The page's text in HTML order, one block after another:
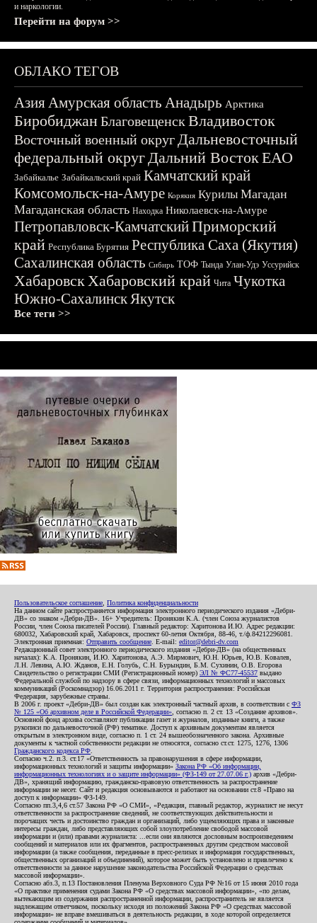
и наркологии.
Перейти на форум >>
ОБЛАКО ТЕГОВ
АзияАмурская область Анадырь Арктика
БиробиджанБлаговещенскВладивосток
Восточный военный округДальневосточный
федеральный округДальний ВостокЕАО
Забайкалье Забайкальский край Камчатский край
Комсомольск-на-Амуре Корякия Курилы Магадан
Магаданская область Находка Николаевск-на-Амуре
Петропавловск-КамчатскийПриморский
край Республика Бурятия Республика Саха (Якутия)
Сахалинская область Сибирь ТОФ Тында Улан-Удэ Уссурийск
ХабаровскХабаровский край Чита Чукотка
Южно-СахалинскЯкутск
Все теги >>
Пользовательское соглашение Политика конфиденциальности
На данном сайте распространяется информация электронного периодического издания «Дебри-
ДВ» со знаком «Дебри-ДВ». 16+ Учредитель: Пронякин К.А. (член Союза журналистов
России, член Союза писателей России). Главный редактор: Харитонова И.Ю. Адрес редакции:
680032, Хабаровский край, Хабаровск, проспект 60-летия Октября, 88-46, т./ф.84212296081.
Электронная приемная: Отправить сообщение . E-mail: editor@debri-dv.com
Редакционный совет электронного периодического издания «Дебри-ДВ» (на общественных
началах): К.А. Пронякин, И.Ю. Харитонова, А.Э. Мирмович, Ю.Н. Юрьев, Ю.В. Ковалев,
Л.Н. Левина, А.Ю. Жданов, Е.Н. Голубь, С.Н. Бурындин, Б.М. Сухинин, О.В. Егорова
Свидетельство о регистрации СМИ (Регистрационный номер) ЭЛ № ФС77-45537 выдано
Федеральной службой по надзору в сфере связи, информационных технологий и массовых
коммуникаций (Роскомнадзор) 16.06.2011 г. Территория распространения: Российская
Федерация, зарубежные страны.
В 2006 г. проект «Дебри-ДВ» был создан как электронный частный архив, в соответствии с ФЗ
№ 125 «Об архивном деле в Российской Федерации» , согласно п. 2 ст. 13 «Создание архивов».
Основной фонд архива составляют публикации газет и журналов, изданные книги, а также
рукописи по дальневосточной (РФ) тематике. Доступ к архивным документам является
открытым в электронном виде, согласно п. 1 ст. 24 вышеобозначенного закона. Архивные
документы к частной собственности редакции не относятся, согласно ст.ст. 1275, 1276, 1306
Гражданского кодекса РФ
Согласно ч.2. п.3. ст.17 «Ответственность за правонарушения в сфере информации,
информационных технологий и защиты информации» Закона РФ «Об информации,
информационных технологиях и о защите информации» (ФЗ-149 от 27.07.06 г.) архив «Дебри-
ДВ», хранящий информацию, гражданско-правовую ответственность за распространение
информации не несет. Сайт и редакция основываются и работают на основании ст.8 «Право на
доступ к информации» ФЗ-149.
Согласно пп.3,4,6 ст.57 Закона РФ «О СМИ», «Редакция, главный редактор, журналист не несут
ответственности за распространение сведений, не соответствующих действительности и
порочащих честь и достоинство граждан и организаций, либо ущемляющих права и законные
интересы граждан, либо представляющих собой злоупотребление свободой массовой
информации и (или) правами журналиста: ...если они являются дословным воспроизведением
сообщений и материалов или их фрагментов, распространенных другим средством массовой
информации (а также сообщения, переданные в пресс-релизах и информация государственных,
общественных организаций и объединений), которое может быть установлено и привлечено к
ответственности за данное нарушение законодательства Российской Федерации о средствах
массовой информации».
Согласно абз.3, п.13 Постановления Пленума Верховного Суда РФ №16 от 15 июня 2010 года
«О практике применения судами Закона РФ «О средствах массовой информации», «по делам,
вытекающим из содержания распространенной информации, распространитель не является
надлежащим ответчиком, поскольку исходя из положений Закона РФ «О средствах массовой
информации» не вправе вмешиваться в деятельность редакции, в ходе которой определяется